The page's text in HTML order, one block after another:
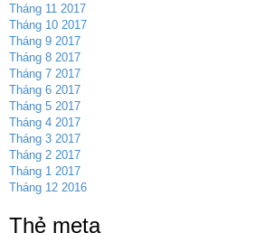
Tháng 11 2017
Tháng 10 2017
Tháng 9 2017
Tháng 8 2017
Tháng 7 2017
Tháng 6 2017
Tháng 5 2017
Tháng 4 2017
Tháng 3 2017
Tháng 2 2017
Tháng 1 2017
Tháng 12 2016
Thẻ meta